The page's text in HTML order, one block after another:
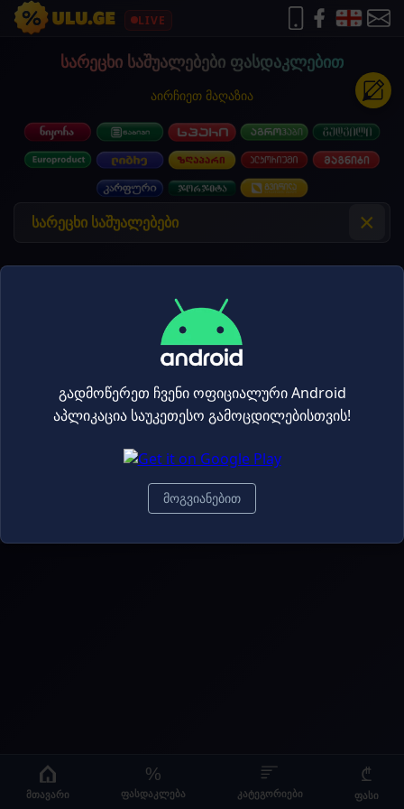
LIVE
სარეცხი საშუალებები ფასდაკლებით
აირჩიეთ მაღაზია
×
© 2026 ulu.ge |ბლოგი
გადმოწერეთ ჩვენი ოფიციალური Android
აპლიკაცია საუკეთესო გამოცდილებისთვის!
მოგვიანებით
მთავარი
%
ფასდაკლება კატეგორიები
₾
ფასი